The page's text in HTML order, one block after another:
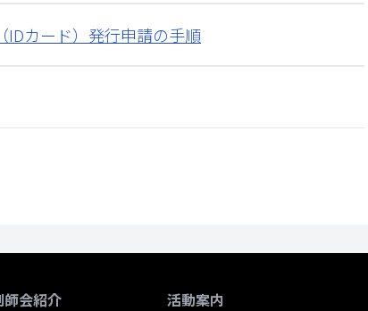
カード）発行申請の手順
師会紹介 活動案内